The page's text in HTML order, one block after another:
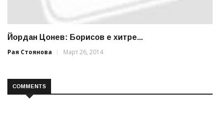
Йордан Цонев: Борисов е хитре...
Рая Стоянова
Март 26, 2014
COMMENTS